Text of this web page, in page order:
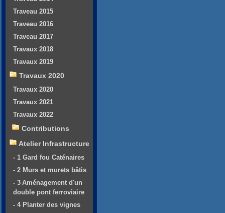
Traveau 2015
Traveau 2016
Traveau 2017
Travaux 2018
Travaux 2019
Travaux 2020
Travaux 2020
Travaux 2021
Travaux 2022
Contributions
Atelier Infrastructure
- 1 Gard fou Caténaires
- 2 Murs et murets bâtis
- 3 Aménagement d'un
double pont ferroviaire
- 4 Planter des vignes